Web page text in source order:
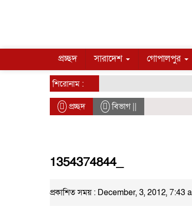
প্রচ্ছদ সারাদেশ গোপালপুর
শিরোনাম :
প্রচ্ছদ বিভাগ ||
1354374844_
প্রকাশিত সময় : December, 3, 2012, 7:43